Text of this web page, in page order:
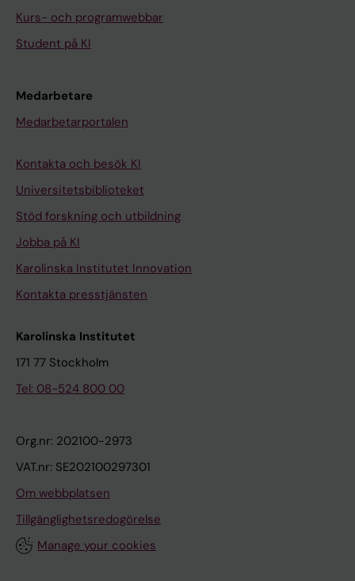
Kurs- och programwebbar
Student på KI
Medarbetare
Medarbetarportalen
Kontakta och besök KI
Universitetsbiblioteket
Stöd forskning och utbildning
Jobba på KI
Karolinska Institutet Innovation
Kontakta presstjänsten
Karolinska Institutet
171 77 Stockholm
Tel: 08-524 800 00
Org.nr: 202100-2973
VAT.nr: SE202100297301
Om webbplatsen
Tillgänglighetsredogörelse
Manage your cookies